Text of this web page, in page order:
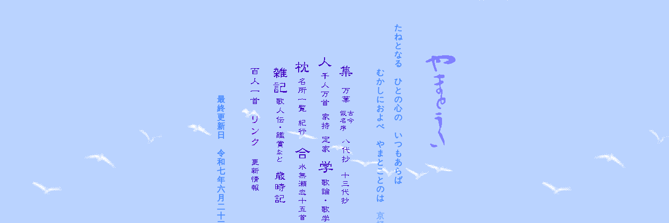
最
終
更
新
日
令
和
七
年
六
月
二
十
  　  た
  　  ね
  　  と
  　  な
  　  る
  む
  か  ひ
  し  と
  に  の
  お  心
  よ  の
  べ
  　  い
  や  つ
  ま  も
  と  あ
  こ  ら
  と  ば
  の
  は
京